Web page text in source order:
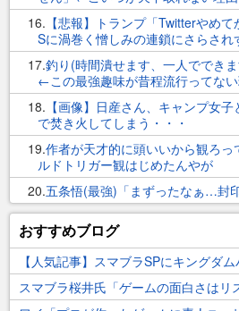
16
【悲報】トランプ「Twitterやめ
Sに渦巻く憎しみの連鎖にさらされ
17 釣り(時間潰せます、一人ででき
←この最強趣味が昔程流行ってな
18
【画像】日産さん、キャンプ女
で焚き火してしまう・・・
19 作者が天才的に頭いいから観ろっ
ルドトリガー観はじめたんやが
20 五条悟(最強)「まずったなぁ…封
おすすめブログ
スマブラ桜井氏「ゲームの面白さはリ